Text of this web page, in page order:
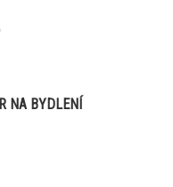
NA BYDLENÍ